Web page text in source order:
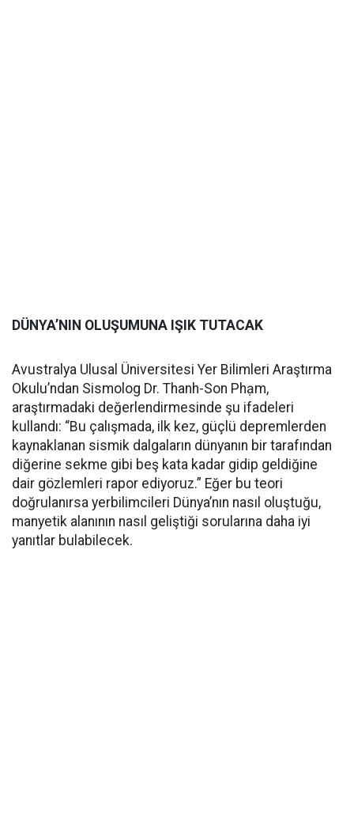
DÜNYA’NIN OLUŞUMUNA IŞIK TUTACAK
Avustralya Ulusal Üniversitesi Yer Bilimleri Araştırma
Okulu’ndan Sismolog Dr. Thanh-Son Phạm,
araştırmadaki değerlendirmesinde şu ifadeleri
kullandı: “Bu çalışmada, ilk kez, güçlü depremlerden
kaynaklanan sismik dalgaların dünyanın bir tarafından
diğerine sekme gibi beş kata kadar gidip geldiğine
dair gözlemleri rapor ediyoruz.” Eğer bu teori
doğrulanırsa yerbilimcileri Dünya’nın nasıl oluştuğu,
manyetik alanının nasıl geliştiği sorularına daha iyi
yanıtlar bulabilecek.